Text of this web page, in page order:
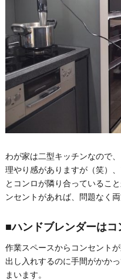
わが家は二型キッチンなので
理やり感がありますが（笑）
とコンロが隣り合っているこ
ンセントがあれば、問題なく
■ハンドブレンダーはコ
作業スペースからコンセント
出し入れするのに手間がかか
まいます。